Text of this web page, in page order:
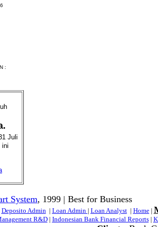
:
Juli
ini
System, 1999 | Best for Business
Deposito Admin| Loan Admin | Loan Analyst| Home|
R&D| Indonesian Bank Financial Reports|